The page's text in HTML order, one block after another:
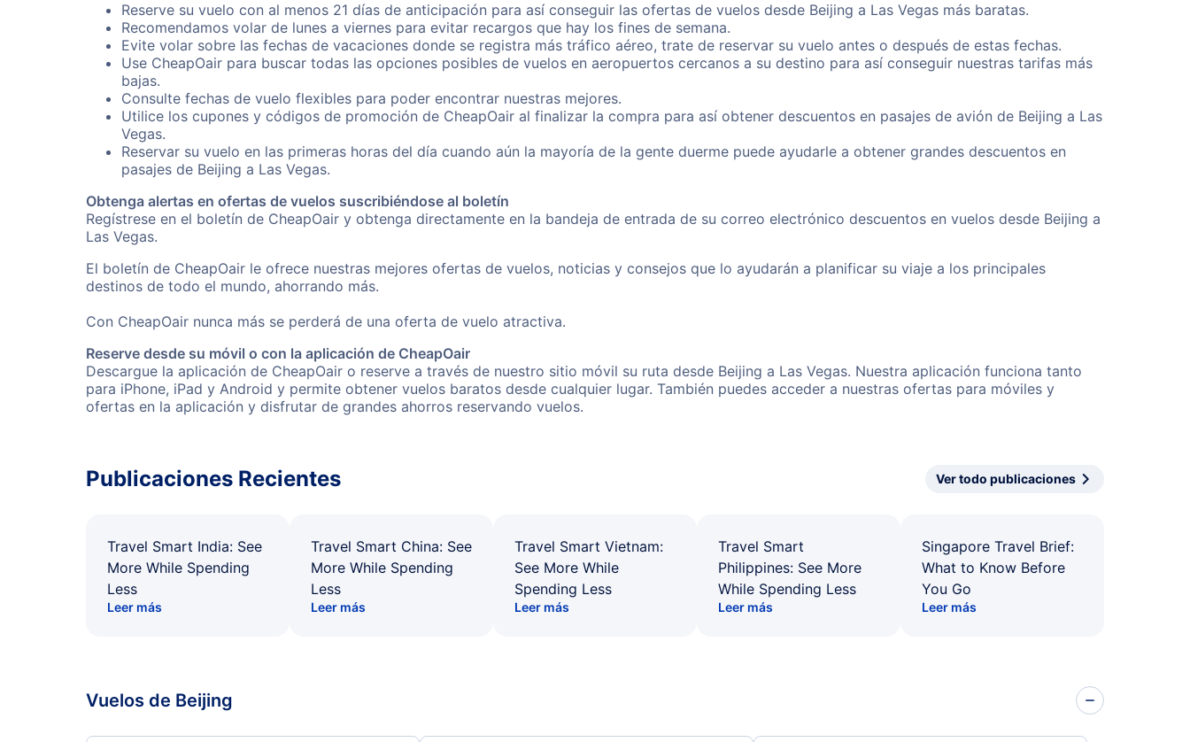
Reserve su vuelo con al menos 21 días de anticipación para así conseguir las ofertas de vuelos desde Beijing a Las Vegas más baratas.
Recomendamos volar de lunes a viernes para evitar recargos que hay los fines de semana.
Evite volar sobre las fechas de vacaciones donde se registra más tráfico aéreo, trate de reservar su vuelo antes o después de estas fechas.
Use CheapOair para buscar todas las opciones posibles de vuelos en aeropuertos cercanos a su destino para así conseguir nuestras tarifas más
bajas.
Consulte fechas de vuelo flexibles para poder encontrar nuestras mejores.
Utilice los cupones y códigos de promoción de CheapOair al finalizar la compra para así obtener descuentos en pasajes de avión de Beijing a Las
Vegas.
Reservar su vuelo en las primeras horas del día cuando aún la mayoría de la gente duerme puede ayudarle a obtener grandes descuentos en
pasajes de Beijing a Las Vegas.
Obtenga alertas en ofertas de vuelos suscribiéndose al boletín
Regístrese en el boletín de CheapOair y obtenga directamente en la bandeja de entrada de su correo electrónico descuentos en vuelos desde Beijing a
Las Vegas.
El boletín de CheapOair le ofrece nuestras mejores ofertas de vuelos, noticias y consejos que lo ayudarán a planificar su viaje a los principales
destinos de todo el mundo, ahorrando más.
Con CheapOair nunca más se perderá de una oferta de vuelo atractiva.
Reserve desde su móvil o con la aplicación de CheapOair
Descargue la aplicación de CheapOair o reserve a través de nuestro sitio móvil su ruta desde Beijing a Las Vegas. Nuestra aplicación funciona tanto
para iPhone, iPad y Android y permite obtener vuelos baratos desde cualquier lugar. También puedes acceder a nuestras ofertas para móviles y
ofertas en la aplicación y disfrutar de grandes ahorros reservando vuelos.
Publicaciones Recientes Ver todo publicaciones
Travel Smart India: See
More While Spending
Less
Leer más
Travel Smart China: See
More While Spending
Less
Leer más
Travel Smart Vietnam:
See More While
Spending Less
Leer más
Travel Smart
Philippines: See More
While Spending Less
Leer más
Singapore Travel Brief:
What to Know Before
You Go
Leer más
Vuelos de Beijing